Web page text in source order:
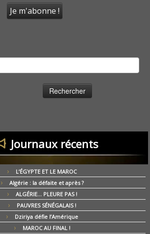
Journaux récents
L’ÉGYPTE ET LE MAROC
Algérie : la défaite et après ?
ALGÉRIE… PLEURE PAS !
PAUVRES SÉNÉGALAIS !
Dziriya défie l’Amérique
MAROC AU FINAL !